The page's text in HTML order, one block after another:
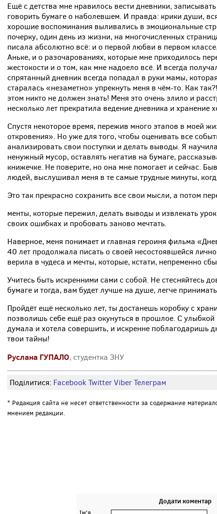
Ещё с детства мне нравилось вести дневники,
говорить бумаге о наболевшем. И правда: крики души,
хорошие воспоминания выливались в эмоциональные
почерку, один день из жизни, на многочисленных
писала абсолютно всё: и о первой любви в первом
Аньке, и о разочарованиях, которые мне приходилось
жестокости и о том, как мне надоело всё. И всегда
спрятанный дневник всегда попадал в руки мамы,
старалась «незаметно» упрекнуть меня в чём-то. Как
этом никто не должен знать! Меня это очень злило и
несколько лет прекратила ведение дневника и хранение
Спустя некоторое время, пережив много этапов в моей
откровения». Но уже для того, чтобы оценивать все
анализировать свои поступки и делать выводы. Я
ненужный мусор, оставлять негатив на бумаге,
книжечке. Не поверите, но она мне помогает и сейчас.
людей, выслушивал меня в те самые трудные минуты,
Это так прекрасно сохранить все свои мысли, а потом
менты, которые пережил, делать выводы и извлекать
своих ошибках и пробовать заново мечтать.
Наверное, меня понимает и главная героиня фильма
40 лет продолжала писать о своей несостоявшейся
верила в чудеса и мечты, которые, кстати, непременно
Учитесь быть искренними сами с собой. Не стесняйтесь
бумаге и тогда, вам будет лучше на душе, легче
Пройдёт ещё несколько лет, ты достанешь коробку с
позволишь себе ещё раз окунуться в прошлое. С
думала и хотела совершить, и искренне поблагодаришь
твои тайны!
Руслана ГУПАЛО, студентка ЗНУ
Поділитися: FacebookTwitterViberТелеграм
* Редакция сайта не несет ответственности за содержание
мнением редакции.
Додати коментар